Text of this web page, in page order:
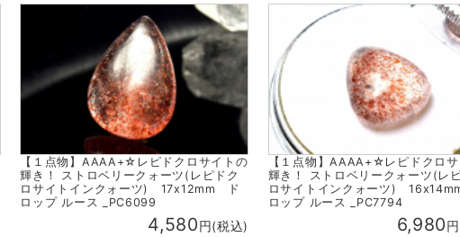
【１点物】AAAA+☆レピドクロサイトの
輝き！ ストロベリークォーツ(レピドク
ロサイトインクォーツ) 17x12mm ド
ロップ ルース _PC6099
4,580円(税込)
【１点物】AAAA+☆レピドクロ
輝き！ ストロベリークォーツ(レ
ロサイトインクォーツ)
ロップ ルース _PC7794
6,980